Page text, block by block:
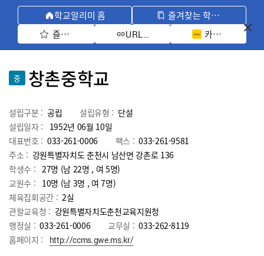
학교알리미 홈
즐겨찾는 학교 모아보기
즐겨찾기 선택
URL 복사 카카오톡 공유
중 창촌중학교
설립구분 : 공립 설립유형 : 단설
설립일자 :
1952년 06월 10일
대표번호 : 033-261-0006 팩스 : 033-261-9581
주소 : 강원특별자치도 춘천시 남산면 강촌로 136
학생수 : 27명 (남 22명 , 여 5명)
교원수 : 10명 (남 3명 , 여7명)
체육집회공간 : 2실
관할교육청 : 강원특별자치도춘천교육지원청
행정실 : 033-261-0006 교무실 : 033-262-8119
홈페이지 :
http://ccms.gwe.ms.kr/